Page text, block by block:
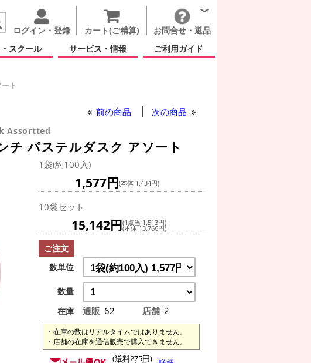
ログイン・登録 カート(ご精算)
お問合せ・返品
スクール サービス・情報 ご利用ガイド
ト
前の商品 次の商品
Assortted
チ パステルダスク アソート
1袋(約100入)
1,577円(本体 1,434円)
10袋セット
15,142円(1点当 1,513円)
(本体 13,766円)
ご注文
数単位
数量
在庫
通販 62 店舗 2
在庫の数はリアルタイムではありません。
店舗の在庫を通信販売で購入できません。
(送料275円)